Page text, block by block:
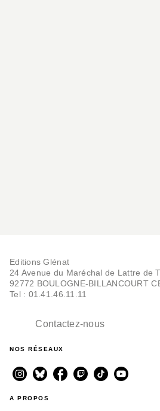
Editions Glénat
24 Avenue du Maréchal de Lattre de
92772 BOULOGNE-BILLANCOURT
Tel : 01.41.46.11.11
Contactez-nous
NOS RÉSEAUX
A PROPOS